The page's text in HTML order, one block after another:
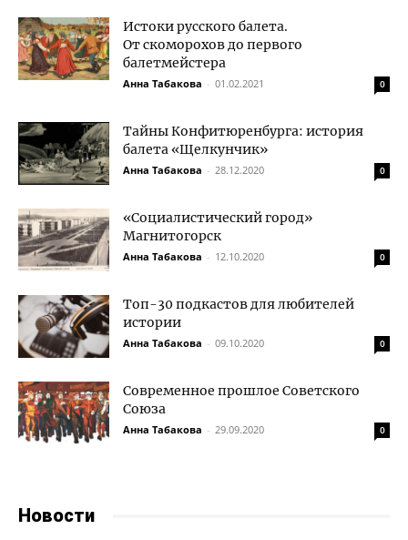
Истоки русского балета.
От скоморохов до первого
балетмейстера
Анна Табакова - 01.02.2021 0
Тайны Конфитюренбурга: история
балета «Щелкунчик»
Анна Табакова - 28.12.2020 0
«Социалистический город»
Магнитогорск
Анна Табакова - 12.10.2020 0
Топ-30 подкастов для любителей
истории
Анна Табакова - 09.10.2020 0
Современное прошлое Советского
Союза
Анна Табакова - 29.09.2020 0
Новости